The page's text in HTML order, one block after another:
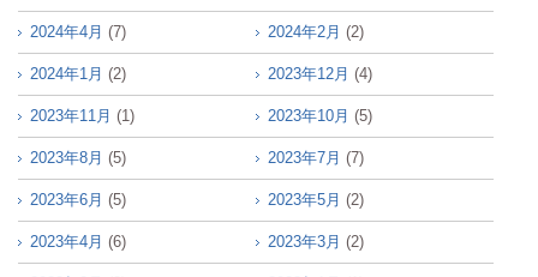
2024年4月 (7) 2024年2月 (2)
2024年1月 (2) 2023年12月 (4)
2023年11月 (1) 2023年10月 (5)
2023年8月 (5) 2023年7月 (7)
2023年6月 (5) 2023年5月 (2)
2023年4月 (6) 2023年3月 (2)